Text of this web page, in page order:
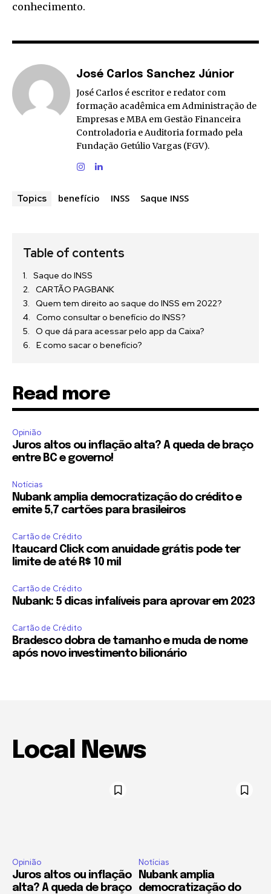
conhecimento.
José Carlos Sanchez Júnior
José Carlos é escritor e redator com
formação acadêmica em Administração de
Empresas e MBA em Gestão Financeira
Controladoria e Auditoria formado pela
Fundação Getúlio Vargas (FGV).
Topics benefício INSS Saque INSS
Table of contents
Saque do INSS
CARTÃO PAGBANK
Quem tem direito ao saque do INSS em 2022?
Como consultar o benefício do INSS?
O que dá para acessar pelo app da Caixa?
E como sacar o benefício?
Read more
Opinião
Juros altos ou inflação alta? A queda de braço
entre BC e governo!
Notícias
Nubank amplia democratização do crédito e
emite 5,7 cartões para brasileiros
Cartão de Crédito
Itaucard Click com anuidade grátis pode ter
limite de até R$ 10 mil
Cartão de Crédito
Nubank: 5 dicas infalíveis para aprovar em 2023
Cartão de Crédito
Bradesco dobra de tamanho e muda de nome
após novo investimento bilionário
Local News
Opinião
Juros altos ou inflação
alta? A queda de braço
Notícias
Nubank amplia
democratização do